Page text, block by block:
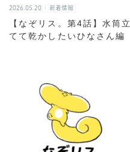
2026.05.20 新着情報
【なぞリス。第4話】水筒立
てて乾かしたいひなさん編